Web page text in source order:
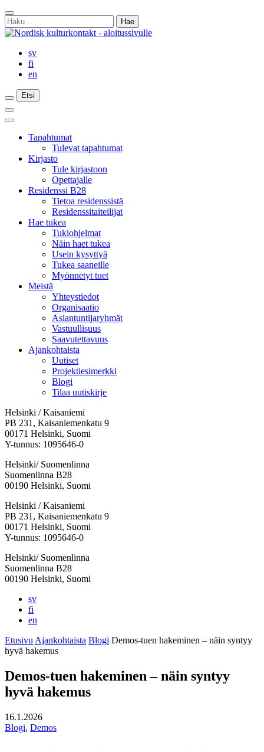
Siirry
sisältöön
Sulje
haku
Haku:
sv
fi
en
Etsi
Etsi
Etsi
Päävalikko
Sulje
päävalikkoTapahtumat
Tulevat tapahtumat
Kirjasto
Tule kirjastoon
Opettajalle
Residenssi B28
Tietoa residenssistä
Residenssitaiteilijat
Hae tukea
Tukiohjelmat
Näin haet tukea
Usein kysyttyä
Tukea saaneille
Myönnetyt tuet
Meistä
Yhteystiedot
Organisaatio
Asiantuntijaryhmät
Vastuullisuus
Saavutettavuus
Ajankohtaista
Uutiset
Projektiesimerkki
Blogi
Tilaa uutiskirje
Helsinki / Kaisaniemi
PB 231, Kaisaniemenkatu 9
00171 Helsinki, Suomi
Y-tunnus: 1095646-0
Helsinki/ Suomenlinna
Suomenlinna B28
00190 Helsinki, Suomi
Facebook:
Avataan
uuteen
välilehteen
Instagram:
Avataan
uuteen
välilehteen
TikTok:
Avataan
uuteen
välilehteen
Youtube:
Avataan
uuteen
välilehteen
Vimeo:
Avataan
uuteen
välilehteen
Helsinki / Kaisaniemi
PB 231, Kaisaniemenkatu 9
00171 Helsinki, Suomi
Y-tunnus: 1095646-0
Helsinki/ Suomenlinna
Suomenlinna B28
00190 Helsinki, Suomi
sv
fi
en
Etusivu Ajankohtaista Blogi Demos-tuen hakeminen – näin syntyy
hyvä hakemus
Demos-tuen hakeminen – näin syntyy
hyvä hakemus
16.1.2026
Blogi, Demos